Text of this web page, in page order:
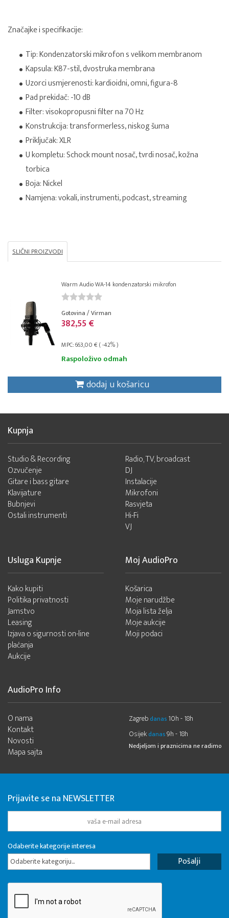
Značajke i specifikacije:
Tip: Kondenzatorski mikrofon s velikom membranom
Kapsula: K87-stil, dvostruka membrana
Uzorci usmjerenosti: kardioidni, omni, figura-8
Pad prekidač: -10 dB
Filter: visokopropusni filter na 70 Hz
Konstrukcija: transformerless, niskog šuma
Priključak: XLR
U kompletu: Schock mount nosač, tvrdi nosač, kožna
torbica
Boja: Nickel
Namjena: vokali, instrumenti, podcast, streaming
SLIČNI PROIZVODI
Warm Audio WA-14 kondenzatorski mikrofon
Gotovina / Virman
382,55 €
MPC: 663,00 € ( -42% )
Raspoloživo odmah
dodaj u košaricu
Kupnja
Studio & Recording
Ozvučenje
Gitare i bass gitare
Klavijature
Bubnjevi
Ostali instrumenti
Radio, TV, broadcast
DJ
Instalacije
Mikrofoni
Rasvjeta
Hi-Fi
VJ
Usluga Kupnje
Kako kupiti
Politika privatnosti
Jamstvo
Leasing
Izjava o sigurnosti on-line
plaćanja
Aukcije
Moj AudioPro
Košarica
Moje narudžbe
Moja lista želja
Moje aukcije
Moji podaci
AudioPro Info
O nama
Kontakt
Novosti
Mapa sajta
Zagreb danas 10h - 18h
Osijek danas9h - 18h
Nedjeljom i praznicima ne radimo
Prijavite se na NEWSLETTER
Odaberite kategorije interesa
Odaberite kategoriju...